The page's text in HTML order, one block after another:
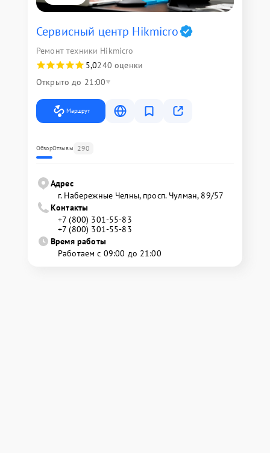
Сервисный центр Hikmicro
Ремонт техники Hikmicro
5,0240 оценки
Открыто до 21:00
Маршрут
ОбзорОтзывы 290
Адрес
г. Набережные Челны, просп. Чулман, 89/57
Контакты
+7 (800) 301-55-83
+7 (800) 301-55-83
Время работы
Работаем с 09:00 до 21:00